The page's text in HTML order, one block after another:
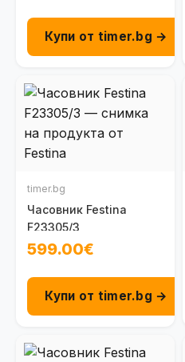
Купи от timer.bg →
timer.bg
Часовник Festina
F23305/3
599.00€
Купи от timer.bg →